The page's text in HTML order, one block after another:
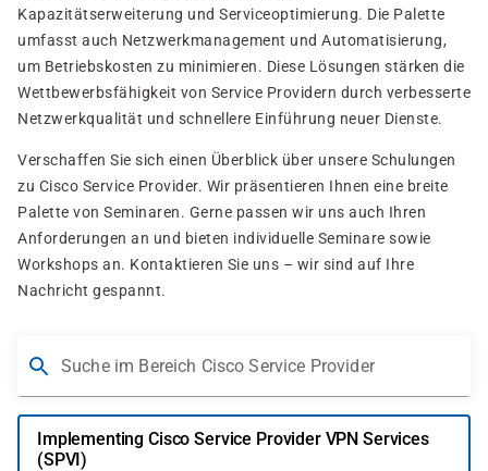
Kapazitätserweiterung und Serviceoptimierung. Die Palette
umfasst auch Netzwerkmanagement und Automatisierung,
um Betriebskosten zu minimieren. Diese Lösungen stärken die
Wettbewerbsfähigkeit von Service Providern durch verbesserte
Netzwerkqualität und schnellere Einführung neuer Dienste.
Verschaffen Sie sich einen Überblick über unsere Schulungen
zu Cisco Service Provider. Wir präsentieren Ihnen eine breite
Palette von Seminaren. Gerne passen wir uns auch Ihren
Anforderungen an und bieten individuelle Seminare sowie
Workshops an. Kontaktieren Sie uns – wir sind auf Ihre
Nachricht gespannt.
Suche im Bereich Cisco Service Provider
Implementing Cisco Service Provider VPN Services
(SPVI)